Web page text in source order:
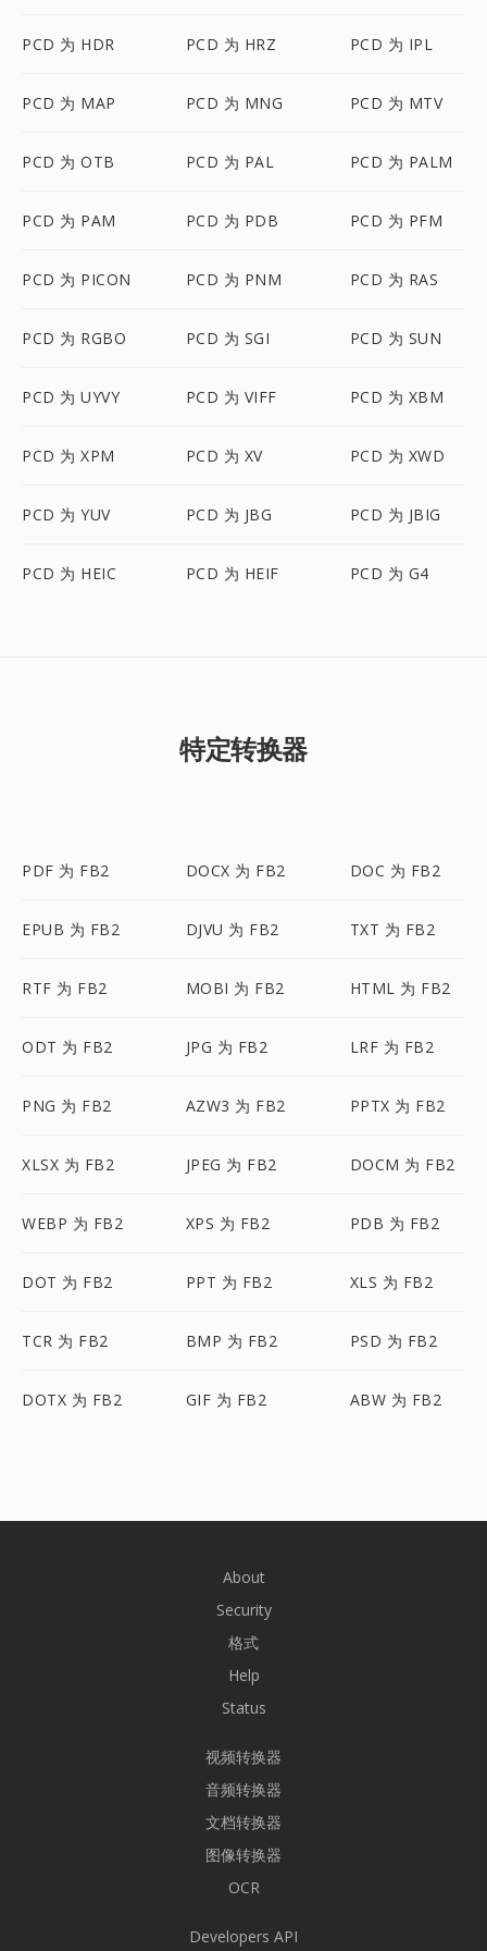
PCD 为 HDR PCD 为 HRZ PCD 为 IPL
PCD 为 MAP PCD 为 MNG PCD 为 MTV
PCD 为 OTB PCD 为 PAL PCD 为 PALM
PCD 为 PAM PCD 为 PDB PCD 为 PFM
PCD 为 PICON PCD 为 PNM PCD 为 RAS
PCD 为 RGBO PCD 为 SGI PCD 为 SUN
PCD 为 UYVY PCD 为 VIFF PCD 为 XBM
PCD 为 XPM PCD 为 XV PCD 为 XWD
PCD 为 YUV PCD 为 JBG PCD 为 JBIG
PCD 为 HEIC PCD 为 HEIF PCD 为 G4
特定转换器
PDF 为 FB2 DOCX 为 FB2 DOC 为 FB2
EPUB 为 FB2 DJVU 为 FB2 TXT 为 FB2
RTF 为 FB2 MOBI 为 FB2 HTML 为 FB2
ODT 为 FB2 JPG 为 FB2 LRF 为 FB2
PNG 为 FB2 AZW3 为 FB2 PPTX 为 FB2
XLSX 为 FB2 JPEG 为 FB2 DOCM 为 FB2
WEBP 为 FB2 XPS 为 FB2 PDB 为 FB2
DOT 为 FB2 PPT 为 FB2 XLS 为 FB2
TCR 为 FB2 BMP 为 FB2 PSD 为 FB2
DOTX 为 FB2 GIF 为 FB2 ABW 为 FB2
About
Security
格式
Help
Status
视频转换器
音频转换器
文档转换器
图像转换器
OCR
Developers API